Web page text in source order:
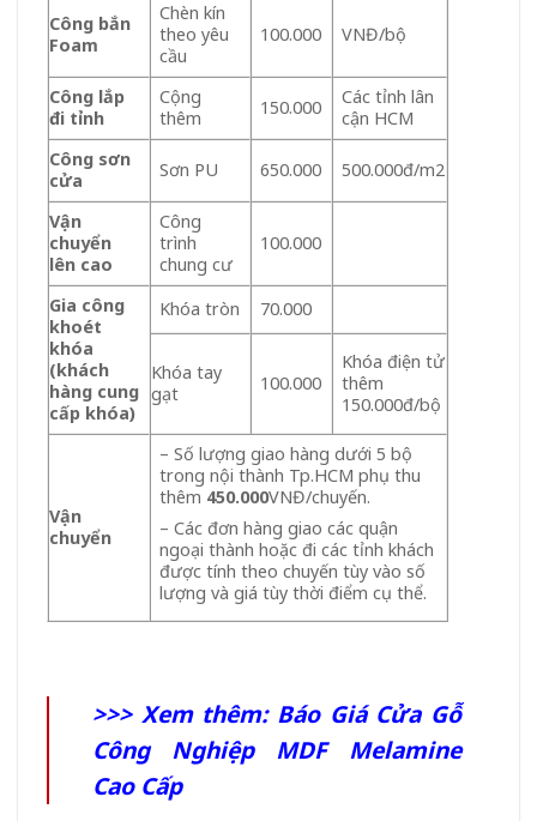
Công bắn
Foam
Chèn kín
theo yêu
cầu
100.000 VNĐ/bộ
Công lắp
đi tỉnh
Cộng
thêm
150.000
Các tỉnh lân
cận HCM
Công sơn
cửa
Sơn PU 650.000 500.000đ/m2
Vận
chuyển
lên cao
Công
trình
chung cư
100.000
Gia công
khoét
khóa
(khách
hàng cung
cấp khóa)
Khóa tròn 70.000
Khóa tay
gạt
100.000
Khóa điện tử
thêm
150.000đ/bộ
Vận
chuyển
– Số lượng giao hàng dưới 5 bộ
trong nội thành Tp.HCM phụ thu
thêm 450.000VNĐ/chuyến.
– Các đơn hàng giao các quận
ngoại thành hoặc đi các tỉnh khách
được tính theo chuyến tùy vào số
lượng và giá tùy thời điểm cụ thể.
>>> Xem thêm: Báo Giá Cửa Gỗ
Công Nghiệp MDF Melamine
Cao Cấp